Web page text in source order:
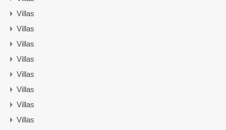
Villas
Villas
Villas
Villas
Villas
Villas
Villas
Villas